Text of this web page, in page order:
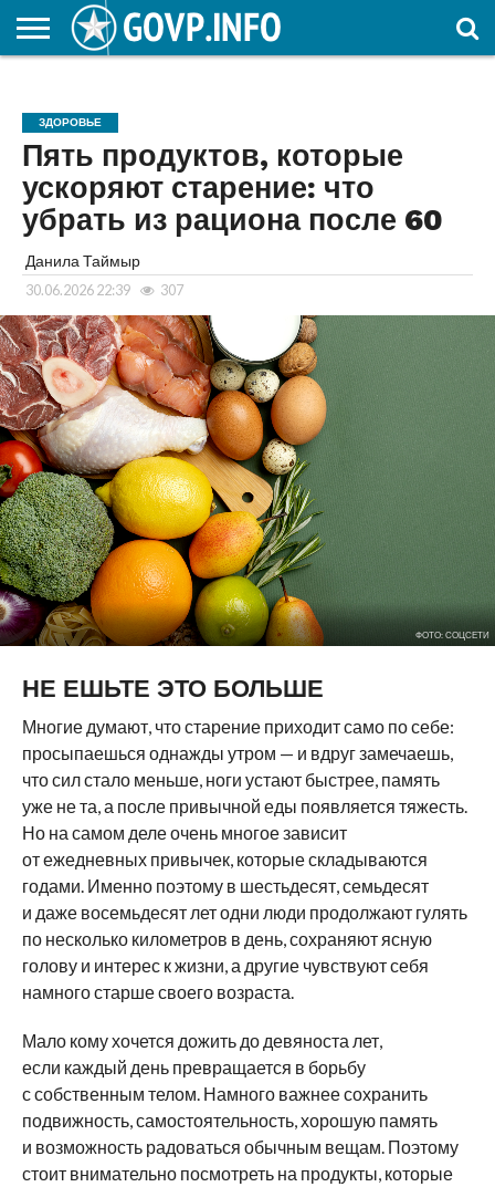
ОБРАЗОВАНИЕ
ЗДОРОВЬЕ
Пять продуктов, которые
ускоряют старение: что
убрать из рациона после 60
Данила Таймыр
30.06.2026 22:39 307
ФОТО: СОЦСЕТИ
НЕ ЕШЬТЕ ЭТО БОЛЬШЕ
Многие думают, что старение приходит само по себе:
просыпаешься однажды утром — и вдруг замечаешь,
что сил стало меньше, ноги устают быстрее, память
уже не та, а после привычной еды появляется тяжесть.
Но на самом деле очень многое зависит
от ежедневных привычек, которые складываются
годами. Именно поэтому в шестьдесят, семьдесят
и даже восемьдесят лет одни люди продолжают гулять
по несколько километров в день, сохраняют ясную
голову и интерес к жизни, а другие чувствуют себя
намного старше своего возраста.
Мало кому хочется дожить до девяноста лет,
если каждый день превращается в борьбу
с собственным телом. Намного важнее сохранить
подвижность, самостоятельность, хорошую память
и возможность радоваться обычным вещам. Поэтому
стоит внимательно посмотреть на продукты, которые